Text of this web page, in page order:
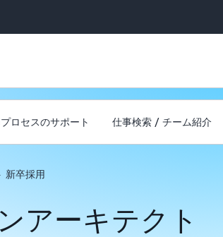
新卒採用
アーキテクト
ロセスのサポート 仕事検索 / チーム紹介